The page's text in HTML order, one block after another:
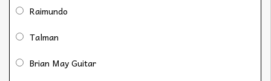
Raimundo
Talman
Brian May Guitar